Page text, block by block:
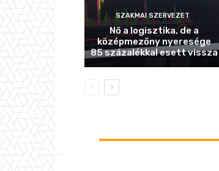
SZAKMAI SZERVEZET
Nő a logisztika, de a
középmezőny nyeresége
85 százalékkal esett vissza